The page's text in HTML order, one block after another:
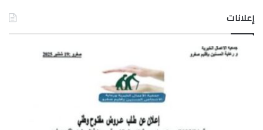
إعلانات